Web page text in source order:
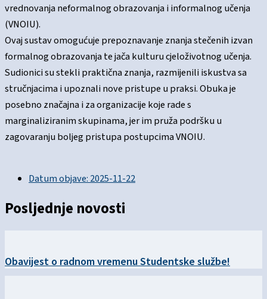
vrednovanja neformalnog obrazovanja i informalnog učenja
(VNOIU).
Ovaj sustav omogućuje prepoznavanje znanja stečenih izvan
formalnog obrazovanja te jača kulturu cjeloživotnog učenja.
Sudionici su stekli praktična znanja, razmijenili iskustva sa
stručnjacima i upoznali nove pristupe u praksi. Obuka je
posebno značajna i za organizacije koje rade s
marginaliziranim skupinama, jer im pruža podršku u
zagovaranju boljeg pristupa postupcima VNOIU.
Datum objave:2025-11-22
Posljednje novosti
Obavijest o radnom vremenu Studentske službe!